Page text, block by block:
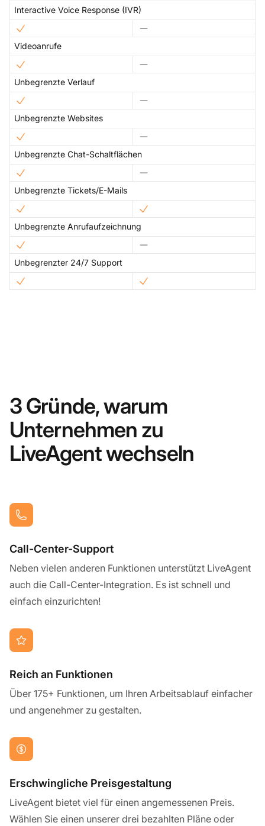
Interactive Voice Response (IVR)
Videoanrufe
Unbegrenzte Verlauf
Unbegrenzte Websites
Unbegrenzte Chat-Schaltflächen
Unbegrenzte Tickets/E-Mails
Unbegrenzte Anrufaufzeichnung
Unbegrenzter 24/7 Support
3 Gründe, warum
Unternehmen zu
LiveAgent wechseln
Call-Center-Support
Neben vielen anderen Funktionen unterstützt LiveAgent
auch die Call-Center-Integration. Es ist schnell und
einfach einzurichten!
Reich an Funktionen
Über 175+ Funktionen, um Ihren Arbeitsablauf einfacher
und angenehmer zu gestalten.
Erschwingliche Preisgestaltung
LiveAgent bietet viel für einen angemessenen Preis.
Wählen Sie einen unserer drei bezahlten Pläne oder